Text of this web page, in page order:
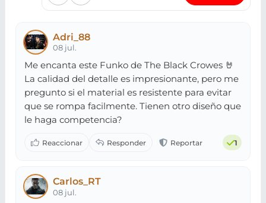
Adri_88
08 jul.
Me encanta este Funko de The Black Crowes 🤘
La calidad del detalle es impresionante, pero me
pregunto si el material es resistente para evitar
que se rompa facilmente. Tienen otro diseño que
le haga competencia?
1
Carlos_RT
08 jul.